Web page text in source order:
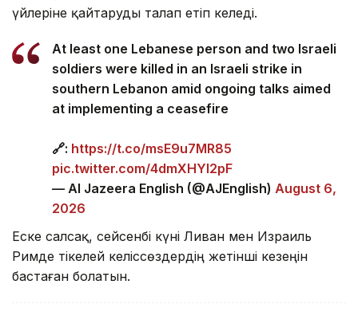
үйлеріне қайтаруды талап етіп келеді.
soldiers were killed in an Israeli strike in
southern Lebanon amid ongoing talks aimed
at implementing a ceasefire
pic.twitter.com/4dmXHYl2pF
— Al Jazeera English (@AJEnglish)
2026
Римде тікелей келіссөздердің жетінші кезеңін
бастаған болатын.